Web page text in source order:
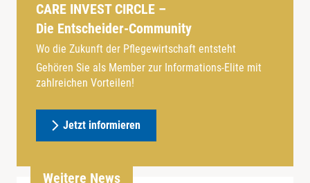
CARE INVEST CIRCLE –
Die Entscheider-Community
Wo die Zukunft der Pflegewirtschaft entsteht
Gehören Sie als Member zur Informations-Elite mit
zahlreichen Vorteilen!
Jetzt informieren
Weitere News